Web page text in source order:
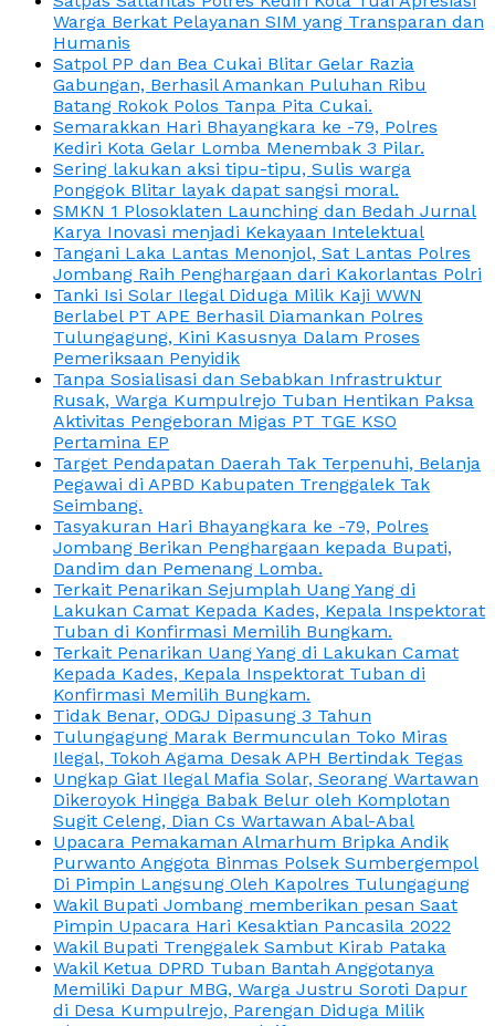
Warga Berkat Pelayanan SIM yang Transparan dan
Humanis
Satpol PP dan Bea Cukai Blitar Gelar Razia
Gabungan, Berhasil Amankan Puluhan Ribu
Batang Rokok Polos Tanpa Pita Cukai.
Semarakkan Hari Bhayangkara ke -79, Polres
Kediri Kota Gelar Lomba Menembak 3 Pilar.
Sering lakukan aksi tipu-tipu, Sulis warga
Ponggok Blitar layak dapat sangsi moral.
SMKN 1 Plosoklaten Launching dan Bedah Jurnal
Karya Inovasi menjadi Kekayaan Intelektual
Tangani Laka Lantas Menonjol, Sat Lantas Polres
Jombang Raih Penghargaan dari Kakorlantas Polri
Tanki Isi Solar Ilegal Diduga Milik Kaji WWN
Berlabel PT APE Berhasil Diamankan Polres
Tulungagung, Kini Kasusnya Dalam Proses
Pemeriksaan Penyidik
Tanpa Sosialisasi dan Sebabkan Infrastruktur
Rusak, Warga Kumpulrejo Tuban Hentikan Paksa
Aktivitas Pengeboran Migas PT TGE KSO
Pertamina EP
Target Pendapatan Daerah Tak Terpenuhi, Belanja
Pegawai di APBD Kabupaten Trenggalek Tak
Seimbang.
Tasyakuran Hari Bhayangkara ke -79, Polres
Jombang Berikan Penghargaan kepada Bupati,
Dandim dan Pemenang Lomba.
Terkait Penarikan Sejumplah Uang Yang di
Lakukan Camat Kepada Kades, Kepala Inspektorat
Tuban di Konfirmasi Memilih Bungkam.
Terkait Penarikan Uang Yang di Lakukan Camat
Kepada Kades, Kepala Inspektorat Tuban di
Konfirmasi Memilih Bungkam.
Tidak Benar, ODGJ Dipasung 3 Tahun
Tulungagung Marak Bermunculan Toko Miras
Ilegal, Tokoh Agama Desak APH Bertindak Tegas
Ungkap Giat Ilegal Mafia Solar, Seorang Wartawan
Dikeroyok Hingga Babak Belur oleh Komplotan
Sugit Celeng, Dian Cs Wartawan Abal-Abal
Upacara Pemakaman Almarhum Bripka Andik
Purwanto Anggota Binmas Polsek Sumbergempol
Di Pimpin Langsung Oleh Kapolres Tulungagung
Wakil Bupati Jombang memberikan pesan Saat
Pimpin Upacara Hari Kesaktian Pancasila 2022
Wakil Bupati Trenggalek Sambut Kirab Pataka
Wakil Ketua DPRD Tuban Bantah Anggotanya
Memiliki Dapur MBG, Warga Justru Soroti Dapur
di Desa Kumpulrejo, Parengan Diduga Milik